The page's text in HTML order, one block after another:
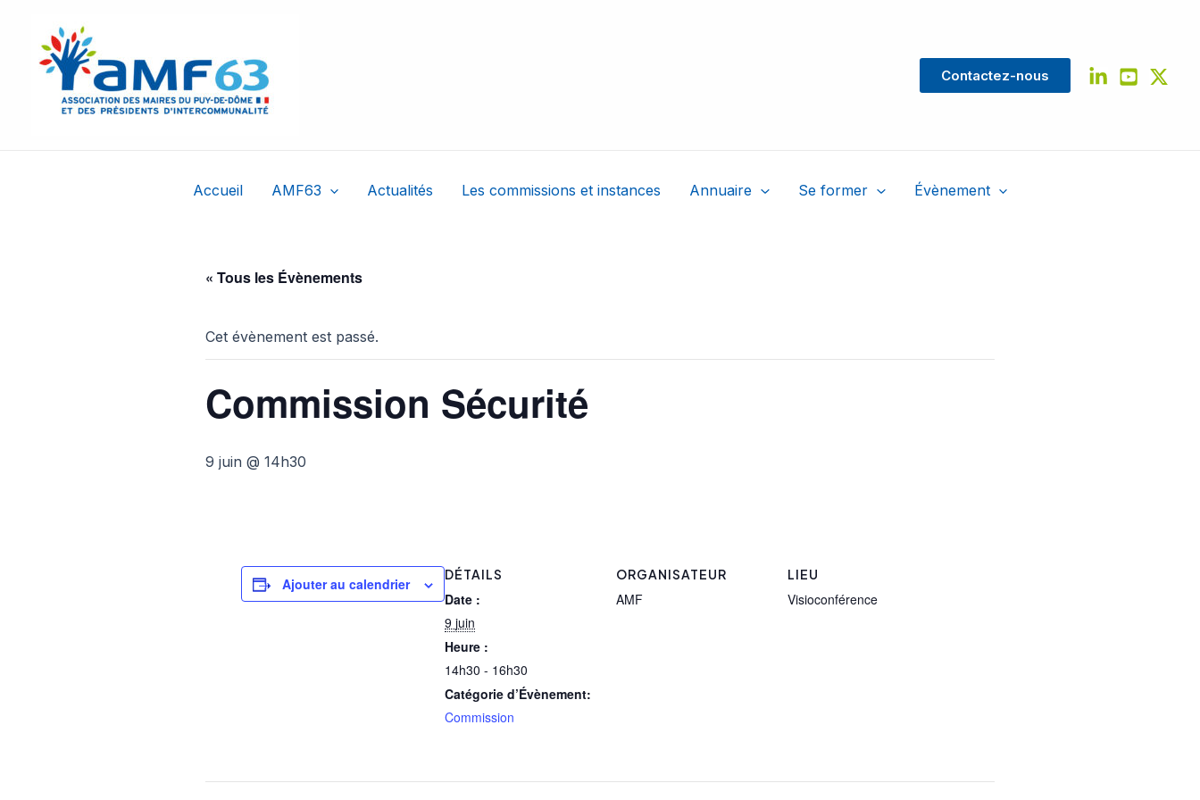
contenu
Contactez-nous
Accueil AMF63 Actualités Les commissions et instances Annuaire Se former Évènement
« Tous les Évènements
Cet évènement est passé.
Commission Sécurité
9 juin @ 14h30
Ajouter au calendrier
DÉTAILS
Date :
9 juin
Heure :
14h30 - 16h30
Catégorie d’Évènement:
Commission
ORGANISATEUR
AMF
LIEU
Visioconférence